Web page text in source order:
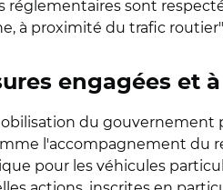
réglementaires sont
à proximité du trafic
engagées et
du gouvernement
l'accompagnement du
pour les véhicules